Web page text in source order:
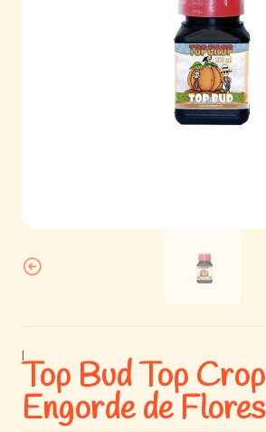
|
Top Bud Top
Engorde de